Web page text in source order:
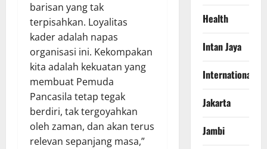
barisan yang tak
terpisahkan. Loyalitas
kader adalah napas
organisasi ini. Kekompakan
kita adalah kekuatan yang
membuat Pemuda
Pancasila tetap tegak
berdiri, tak tergoyahkan
oleh zaman, dan akan terus
relevan sepanjang masa,”
Health
Intan Jaya
International
Jakarta
Jambi